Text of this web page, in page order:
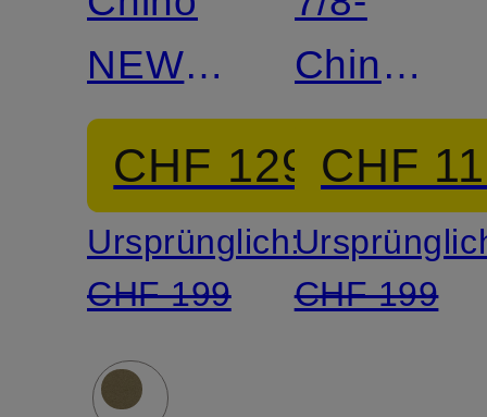
NEW
YORK
CHF 129
Ursprünglich:
CHF 199
Chino
NEW
YORK
CHF
CHF 199